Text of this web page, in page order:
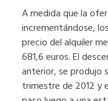
A medida que la
incrementándose,
precio del alquiler
681,6 euros. El
anterior, se produjo
trimestre de 2012 y